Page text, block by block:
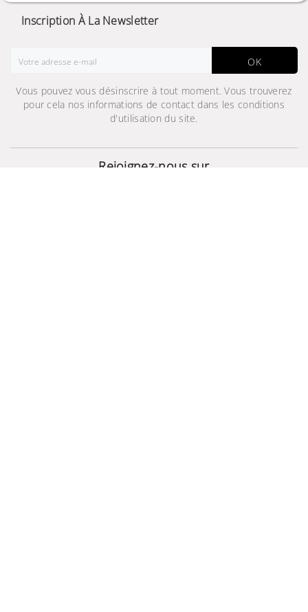
Wind-Free™, 12000 BTU
3 099,000 TND 4 749,000 TND
Inscription À La Newsletter
OK
Vous pouvez vous désinscrire à tout moment. Vous trouverez
pour cela nos informations de contact dans les conditions
d'utilisation du site.
Rejoignez-nous sur